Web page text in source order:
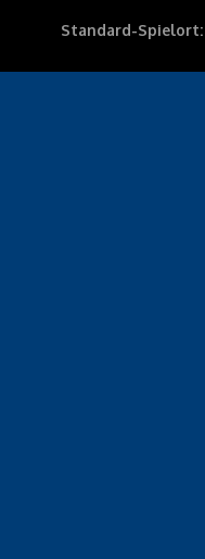
Standard-Spielort: